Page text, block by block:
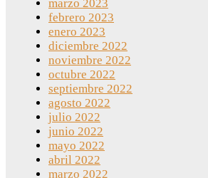
marzo 2023
febrero 2023
enero 2023
diciembre 2022
noviembre 2022
octubre 2022
septiembre 2022
agosto 2022
julio 2022
junio 2022
mayo 2022
abril 2022
marzo 2022